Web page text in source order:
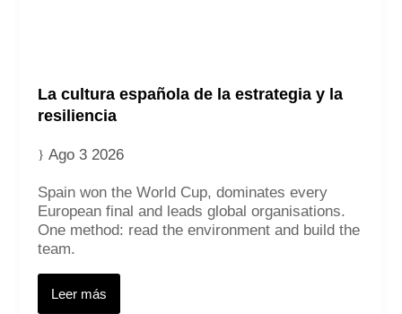
La cultura española de la estrategia y la
resiliencia
Ago 3 2026
Spain won the World Cup, dominates every
European final and leads global organisations.
One method: read the environment and build the
team.
Leer más